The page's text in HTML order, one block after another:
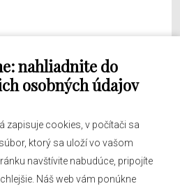
nahliadnite do
osobných údajov
zapisuje cookies, v počítači sa
ktorý sa uloží vo vašom
navštívite nabudúce, pripojíte
Náš web vám ponúkne